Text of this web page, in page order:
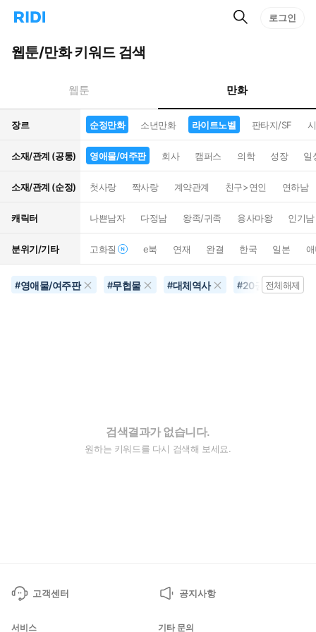
리
홈
으
턴
트
검
로그인
웹툰/만화 키워드 검색
웹툰 만화
장르 순정만화 소년만화 라이트노벨 판타지/SF
소재/관계 (공통) 영애물/여주판 회사 캠퍼스 의학 성장 일
소재/관계 (순정) 첫사랑 짝사랑 계약관계 친구>연인 연하남
캐릭터 나쁜남자 다정남 왕족/귀족 용사마왕 인기남
분위기/기타 고화질 e북 연재 완결 한국 일본
#영애물/여주판 #무협물 #대체역사 #20권이상전체해제
검색결과가 없습니다.
원하는 키워드를 다시 검색해 보세요.
고객센터 공지사항
서비스 기타 문의